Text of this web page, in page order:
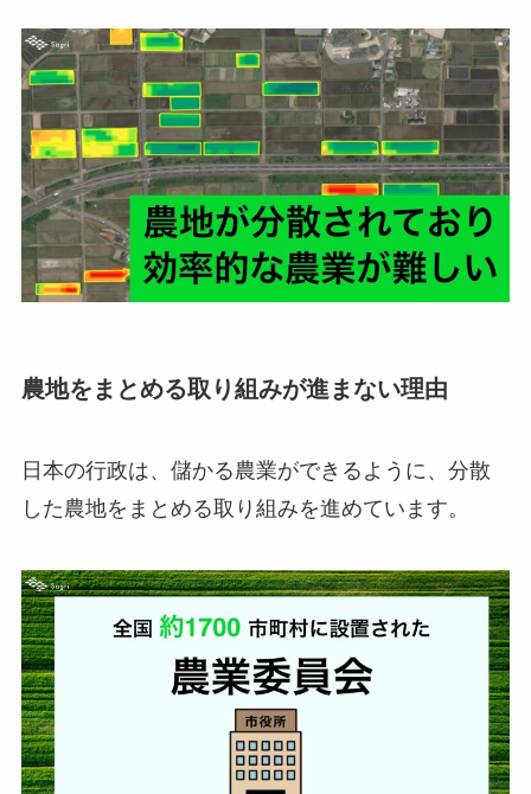
農地をまとめる取り組みが進まない理由
日本の行政は、儲かる農業ができるように、分散
した農地をまとめる取り組みを進めています。